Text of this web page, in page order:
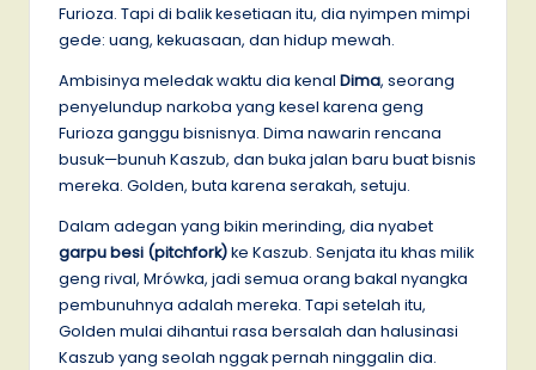
Furioza. Tapi di balik kesetiaan itu, dia nyimpen mimpi
gede: uang, kekuasaan, dan hidup mewah.
Ambisinya meledak waktu dia kenal Dima, seorang
penyelundup narkoba yang kesel karena geng
Furioza ganggu bisnisnya. Dima nawarin rencana
busuk—bunuh Kaszub, dan buka jalan baru buat bisnis
mereka. Golden, buta karena serakah, setuju.
Dalam adegan yang bikin merinding, dia nyabet
garpu besi (pitchfork)ke Kaszub. Senjata itu khas milik
geng rival, Mrówka, jadi semua orang bakal nyangka
pembunuhnya adalah mereka. Tapi setelah itu,
Golden mulai dihantui rasa bersalah dan halusinasi
Kaszub yang seolah nggak pernah ninggalin dia.